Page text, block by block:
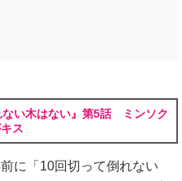
ない木はない』第5話 ミンソク
ス
に「10回切って倒れない